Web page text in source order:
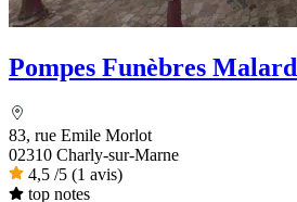
Pompes Funèbres Malard
83, rue Emile Morlot
02310 Charly-sur-Marne
4,5 /5 (1 avis)
top notes